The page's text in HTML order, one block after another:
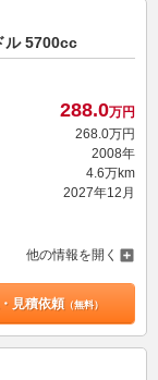
ル 5700cc
288.0万円
268.0万円
2008年
4.6万km
2027年12月
他の情報を開く
見積依頼（無料）